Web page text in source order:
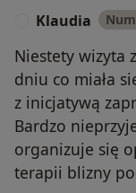
Klaudia
Niestety wizyta
dniu co miała
z inicjatywą
Bardzo
organizuje się
terapii blizny